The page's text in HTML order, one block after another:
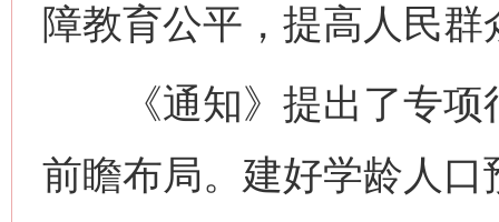
障教育公平，提高人民
《通知》提出了专项
前瞻布局。建好学龄人